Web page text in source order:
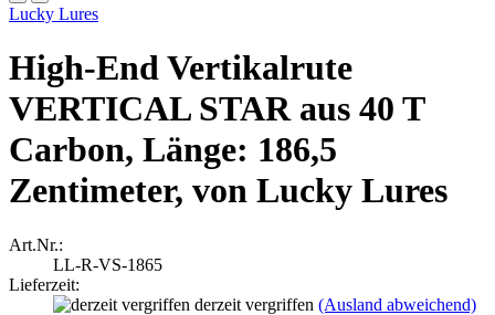
Lucky Lures
High-End Vertikalrute
VERTICAL STAR aus 40 T
Carbon, Länge: 186,5
Zentimeter, von Lucky Lures
Art.Nr.:
LL-R-VS-1865
Lieferzeit:
derzeit vergriffen (Ausland abweichend)